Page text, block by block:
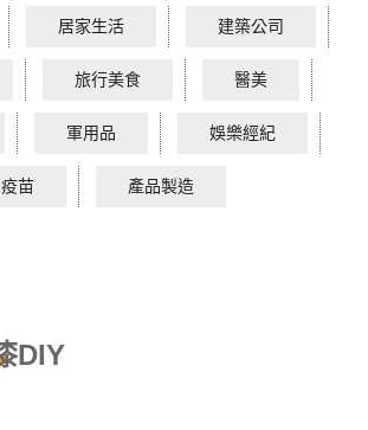
居家生活 建築公司
旅行美食 醫美
軍用品 娛樂經紀
疫苗 產品製造
DIY